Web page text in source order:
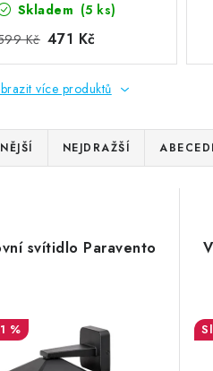
Skladem (5 ks)
Kč 471 Kč
více produktů
NEJDRAŽŠÍ
svítidlo Paravento
%